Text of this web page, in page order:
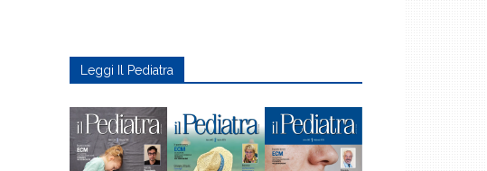
Leggi Il Pediatra